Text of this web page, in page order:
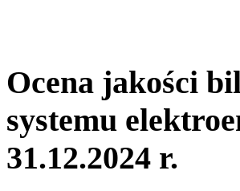
Ocena jakości
systemu
31.12.2024 r.